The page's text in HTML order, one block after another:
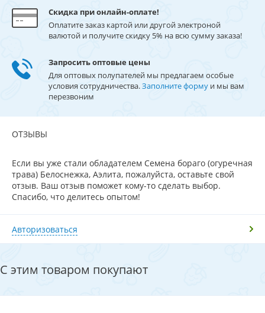
Скидка при онлайн-оплате!
Оплатите заказ картой или другой электроной
валютой и получите скидку 5% на всю сумму заказа!
Запросить оптовые цены
Для оптовых полупателей мы предлагаем особые
условия сотрудничества.Заполните форму и мы вам
перезвоним
ОТЗЫВЫ
Если вы уже стали обладателем Семена бораго (огуречная
трава) Белоснежка, Аэлита, пожалуйста, оставьте свой
отзыв. Ваш отзыв поможет кому-то сделать выбор.
Спасибо, что делитесь опытом!
Авторизоваться
С этим товаром покупают